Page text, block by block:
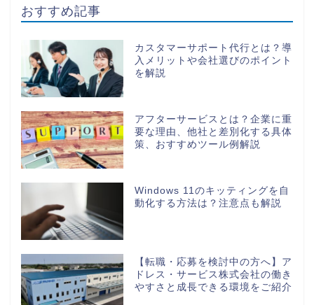
おすすめ記事
カスタマーサポート代行とは？導
入メリットや会社選びのポイント
を解説
アフターサービスとは？企業に重
要な理由、他社と差別化する具体
策、おすすめツール例解説
Windows 11のキッティングを自
動化する方法は？注意点も解説
【転職・応募を検討中の方へ】ア
ドレス・サービス株式会社の働き
やすさと成長できる環境をご紹介